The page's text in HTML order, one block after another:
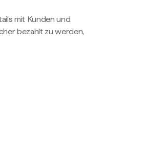
mit Kunden und
bezahlt zu werden,